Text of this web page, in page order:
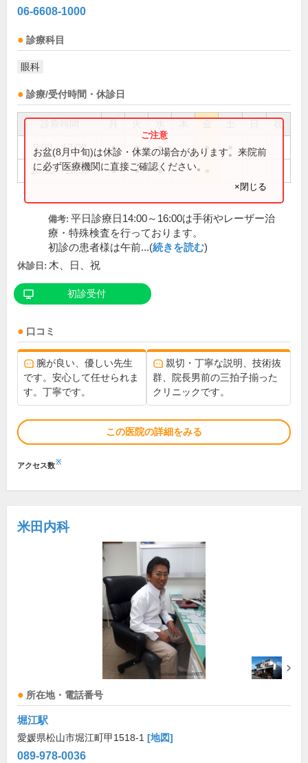
06-6608-1000
診療科目
眼科
診療/受付時間・休診日
祝
9:00～12:00 ● ● ● ●
16:00～18:30 ● ● ●
お盆(8月中旬)は休診・休業の場合があります。来院前
に必ず医療機関に直接ご確認ください。
×閉じる
備考: 平日診療日14:00～16:00は手術やレーザー治
療・特殊検査を行っております。
初診の患者様は午前...(続きを読む)
休診日: 木、日、祝
初診受付
口コミ
腕が良い、優しい先生
です。安心して任せられま
す。丁寧です。
親切・丁寧な説明、技術抜
群、院長男前の三拍子揃った
クリニックです。
この医院の詳細をみる
アクセス数※
米田内科
所在地・電話番号
堀江駅
愛媛県松山市堀江町甲1518-1 [地図]
089-978-0036